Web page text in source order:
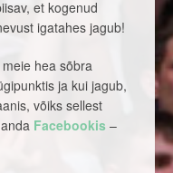
et kogenud
igatahes jagub!
hea sõbra
ja kui jagub,
võiks sellest
Facebookis –